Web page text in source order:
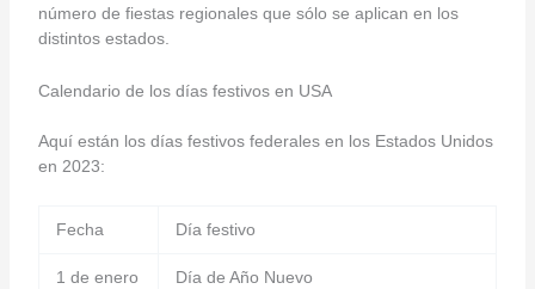
número de fiestas regionales que sólo se aplican en los
distintos estados.
Calendario de los días festivos en USA
Aquí están los días festivos federales en los Estados Unidos
en 2023:
Fecha Día festivo
1 de enero Día de Año Nuevo